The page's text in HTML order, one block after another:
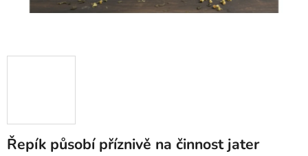
Řepík působí příznivě na činnost jater